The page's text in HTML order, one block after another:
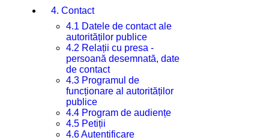
4. Contact
4.1 Datele de contact ale
autorităților publice
4.2 Relații cu presa -
persoană desemnată, date
de contact
4.3 Programul de
funcționare al autorităților
publice
4.4 Program de audiențe
4.5 Petiții
4.6 Autentificare